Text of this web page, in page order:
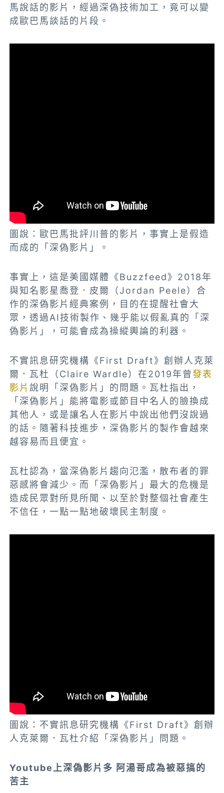
馬說話的影片，經過深偽技術加工，竟可以變
成歐巴馬談話的片段。
圖說：歐巴馬批評川普的影片，事實上是假造
而成的「深偽影片」。
事實上，這是美國媒體《Buzzfeed》2018年
與知名影星喬登．皮爾（Jordan Peele）合
作的深偽影片經典案例，目的在提醒社會大
眾，透過AI技術製作、幾乎能以假亂真的「深
偽影片」，可能會成為操縱輿論的利器。
不實訊息研究機構《First Draft》創辦人克萊
爾．瓦杜（Claire Wardle）在2019年曾發表
影片說明「深偽影片」的問題。瓦杜指出，
「深偽影片」能將電影或節目中名人的臉換成
其他人，或是讓名人在影片中說出他們沒說過
的話。隨著科技進步，深偽影片的製作會越來
越容易而且便宜。
瓦杜認為，當深偽影片趨向氾濫，散布者的罪
惡感將會減少。而「深偽影片」最大的危機是
造成民眾對所見所聞、以至於對整個社會產生
不信任，一點一點地破壞民主制度。
圖說：不實訊息研究機構《First Draft》創辦
人克萊爾．瓦杜介紹「深偽影片」問題。
Youtube上深偽影片多 阿湯哥成為被惡搞的
苦主